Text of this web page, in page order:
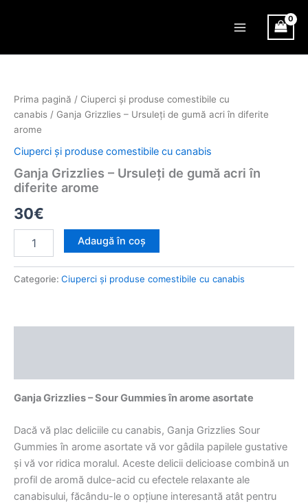
Menu
Prima pagină / Ciuperci și produse comestibile cu
canabis / Ganja Grizzlies – Ursuleți de gumă acri în diferite
arome
Ciuperci și produse comestibile cu canabis
Ganja Grizzlies – Ursuleți de gumă acri în
diferite arome
30€
–
Ursuleți
de
acri
în
diferite
Adaugă în coș
Categorie: Ciuperci și produse comestibile cu canabis
Ganja Grizzlies – Sour Gummies în arome asortate
Dacă vă plac deliciile cu canabis, Ganja Grizzlies Sour
Gummies în arome asortate vă vor gâdila papilele gustative
și vă vor ridica moralul. Aceste delicii delicioase combină un
profil de aromă dulce-acid cu efectele relaxante ale
canabisului, făcându-le o opțiune interesantă atât pentru